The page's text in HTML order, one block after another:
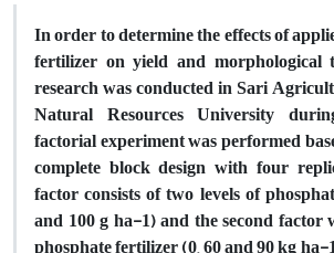
In order to determine the effects of
fertilizer on yield and morphological
research was conducted in Sari
Natural Resources University
‌factorial experiment was performed
complete block design with four
factor consists of two levels of
and 100 g ha-1) and the second factor